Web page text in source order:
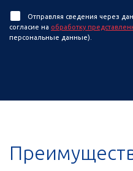
Отправляя сведения через
согласие на обработку
персональные данные).